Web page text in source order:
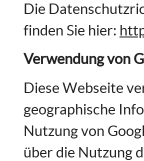
Die
finden Sie hier:
Verwendung von
Diese Webseite
geographische
Nutzung von
über die Nutzung